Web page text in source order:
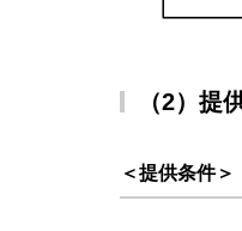
（2）提
＜提供条件＞